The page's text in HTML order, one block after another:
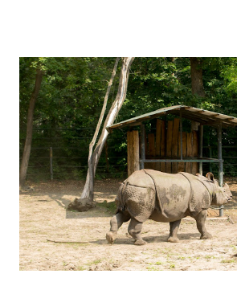
hogy lehet e lyuk a combjaink között vagy
medenceöv alakja és a csípőcsontok
többségének pedig bizony keskeny a
lehetetlen elérni számukra az össze nem
van zsír rajtuk. Éppen ezért teljesen
fogyókúrába kezdeni. Most viszont fordult
combok közötti rés, helló összeérő
...